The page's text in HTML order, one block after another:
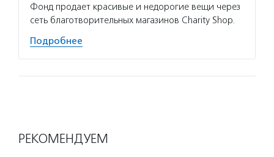
Фонд продает красивые и недорогие вещи через
сеть благотворительных магазинов Charity Shop.
Подробнее
РЕКОМЕНДУЕМ